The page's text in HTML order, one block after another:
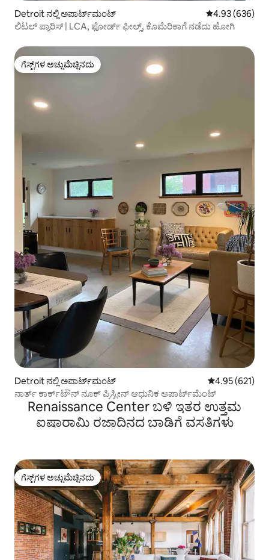
Detroit ನಲ್ಲಿ ಅಪಾರ್ಟ್‌ಮಂಟ್ 5 ರಲ್ಲಿ 4.93
4.93 (636)
ಲಿಟಲ್ ಪ್ಯಾರಿಸ್ | LCA, ಫೋರ್ಡ್ ಫೀಲ್ಡ್, ಕೊಮೆರಿಕಾಗೆ ನಡೆದು ಹೋಗಿ
ಗೆಸ್ಟ್‌ಗಳ ಅಚ್ಚುಮೆಚ್ಚಿನದು
ಗೆಸ್ಟ್‌ಗಳ ಅಚ್ಚುಮೆಚ್ಚಿನದು
Detroit ನಲ್ಲಿ ಅಪಾರ್ಟ್‌ಮಂಟ್ 5 ರಲ್ಲಿ 4.95
4.95 (621)
ನಾರ್ತ್ ಕಾರ್ಕ್‌ಟೌನ್ ನೂಕ್ ಪ್ರಿಸ್ಟೀನ್ ಆಧುನಿಕ ಅಪಾರ್ಟ್‌ಮೆಂಟ್
Renaissance Center ಬಳಿ ಇತರ ಉತ್ತಮ
ಐಷಾರಾಮಿ ರಜಾದಿನದ ಬಾಡಿಗೆ ವಸತಿಗಳು
ಗೆಸ್ಟ್‌ಗಳ ಅಚ್ಚುಮೆಚ್ಚಿನದು
ಗೆಸ್ಟ್‌ಗಳ ಅಚ್ಚುಮೆಚ್ಚಿನದು